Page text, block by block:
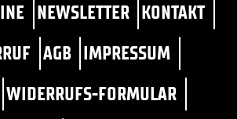
NEWSLETTER KONTAKT
AGB IMPRESSUM
WIDERRUFS-FORMULAR